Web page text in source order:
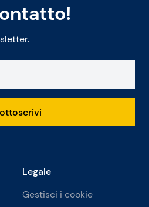
Legale
Gestisci i cookie